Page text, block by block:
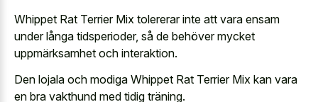
Whippet Rat Terrier Mix tolererar inte att vara ensam
under långa tidsperioder, så de behöver mycket
uppmärksamhet och interaktion.
Den lojala och modiga Whippet Rat Terrier Mix kan vara
en bra vakthund med tidig träning.